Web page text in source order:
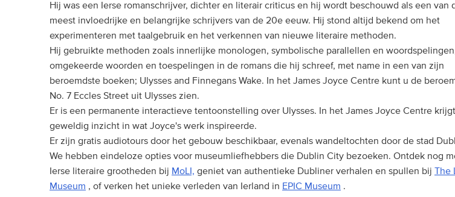
Hij was een Ierse romanschrijver, dichter en literair criticus en hij wordt beschouwd als een van
meest invloedrijke en belangrijke schrijvers van de 20e eeuw. Hij stond altijd bekend om het
experimenteren met taalgebruik en het verkennen van nieuwe literaire methoden.
Hij gebruikte methoden zoals innerlijke monologen, symbolische parallellen en
omgekeerde woorden en toespelingen in de romans die hij schreef, met name in een van zijn
beroemdste boeken; Ulysses and Finnegans Wake. In het James Joyce Centre kunt u de
No. 7 Eccles Street uit Ulysses zien.
Er is een permanente interactieve tentoonstelling over Ulysses. In het James Joyce Centre
geweldig inzicht in wat Joyce's werk inspireerde.
Er zijn gratis audiotours door het gebouw beschikbaar, evenals wandeltochten door de stad
We hebben eindeloze opties voor museumliefhebbers die Dublin City bezoeken. Ontdek nog
Ierse literaire grootheden bij MoLI, geniet van authentieke Dubliner verhalen en spullen bij The
Museum , of verken het unieke verleden van Ierland in EPIC Museum .